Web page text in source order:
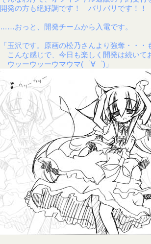
開発の方も絶好調です！ バリバリです！！
……おっと、開発チームから入電です。
「玉沢です。原画の松乃さんより強奪・・
こんな感じで、今日も楽しく開発は続いて
ウッーウッーウマウマ(゜∀゜)」